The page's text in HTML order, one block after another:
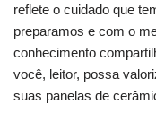
reflete o cuidado que
preparamos e com o
conhecimento
você, leitor, possa
suas panelas de